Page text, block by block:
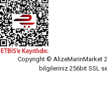
Copyright © AlizeMarinMarket
bilgileriniz 256bit SSL